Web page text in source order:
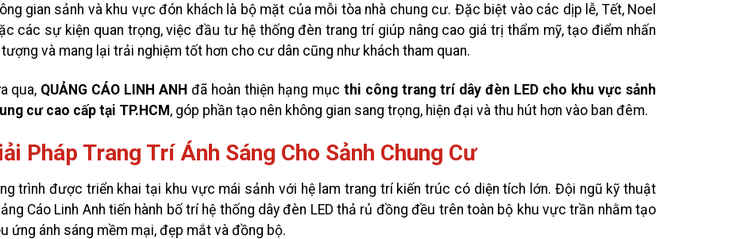
gian sảnh và khu vực đón khách là bộ mặt của mỗi tòa nhà chung cư. Đặc biệt vào các dịp lễ, Tết, Noel
các sự kiện quan trọng, việc đầu tư hệ thống đèn trang trí giúp nâng cao giá trị thẩm mỹ, tạo điểm nhấn
tượng và mang lại trải nghiệm tốt hơn cho cư dân cũng như khách tham quan.
qua, QUẢNG CÁO LINH ANH đã hoàn thiện hạng mụcthi công trang trí dây đèn LED cho khu vực sảnh
cư cao cấp tại TP.HCM, góp phần tạo nên không gian sang trọng, hiện đại và thu hút hơn vào ban đêm.
Pháp Trang Trí Ánh Sáng Cho Sảnh Chung Cư
trình được triển khai tại khu vực mái sảnh với hệ lam trang trí kiến trúc có diện tích lớn. Đội ngũ kỹ thuật
Cáo Linh Anh tiến hành bố trí hệ thống dây đèn LED thả rủ đồng đều trên toàn bộ khu vực trần nhằm tạo
ứng ánh sáng mềm mại, đẹp mắt và đồng bộ.